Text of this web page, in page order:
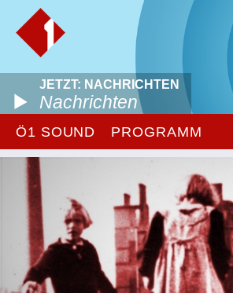
JETZT: NACHRICHTEN
Nachrichten
Ö1 SOUND PROGRAMM